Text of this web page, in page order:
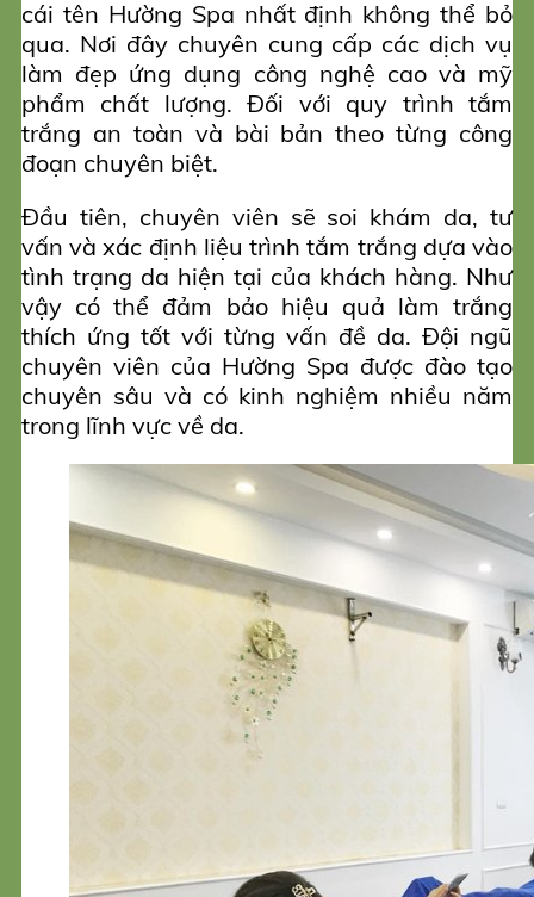
cái tên Hường Spa nhất định không thể bỏ
qua. Nơi đây chuyên cung cấp các dịch vụ
làm đẹp ứng dụng công nghệ cao và mỹ
phẩm chất lượng. Đối với quy trình tắm
trắng an toàn và bài bản theo từng công
đoạn chuyên biệt.
Đầu tiên, chuyên viên sẽ soi khám da, tư
vấn và xác định liệu trình tắm trắng dựa vào
tình trạng da hiện tại của khách hàng. Như
vậy có thể đảm bảo hiệu quả làm trắng
thích ứng tốt với từng vấn đề da. Đội ngũ
chuyên viên của Hường Spa được đào tạo
chuyên sâu và có kinh nghiệm nhiều năm
trong lĩnh vực về da.